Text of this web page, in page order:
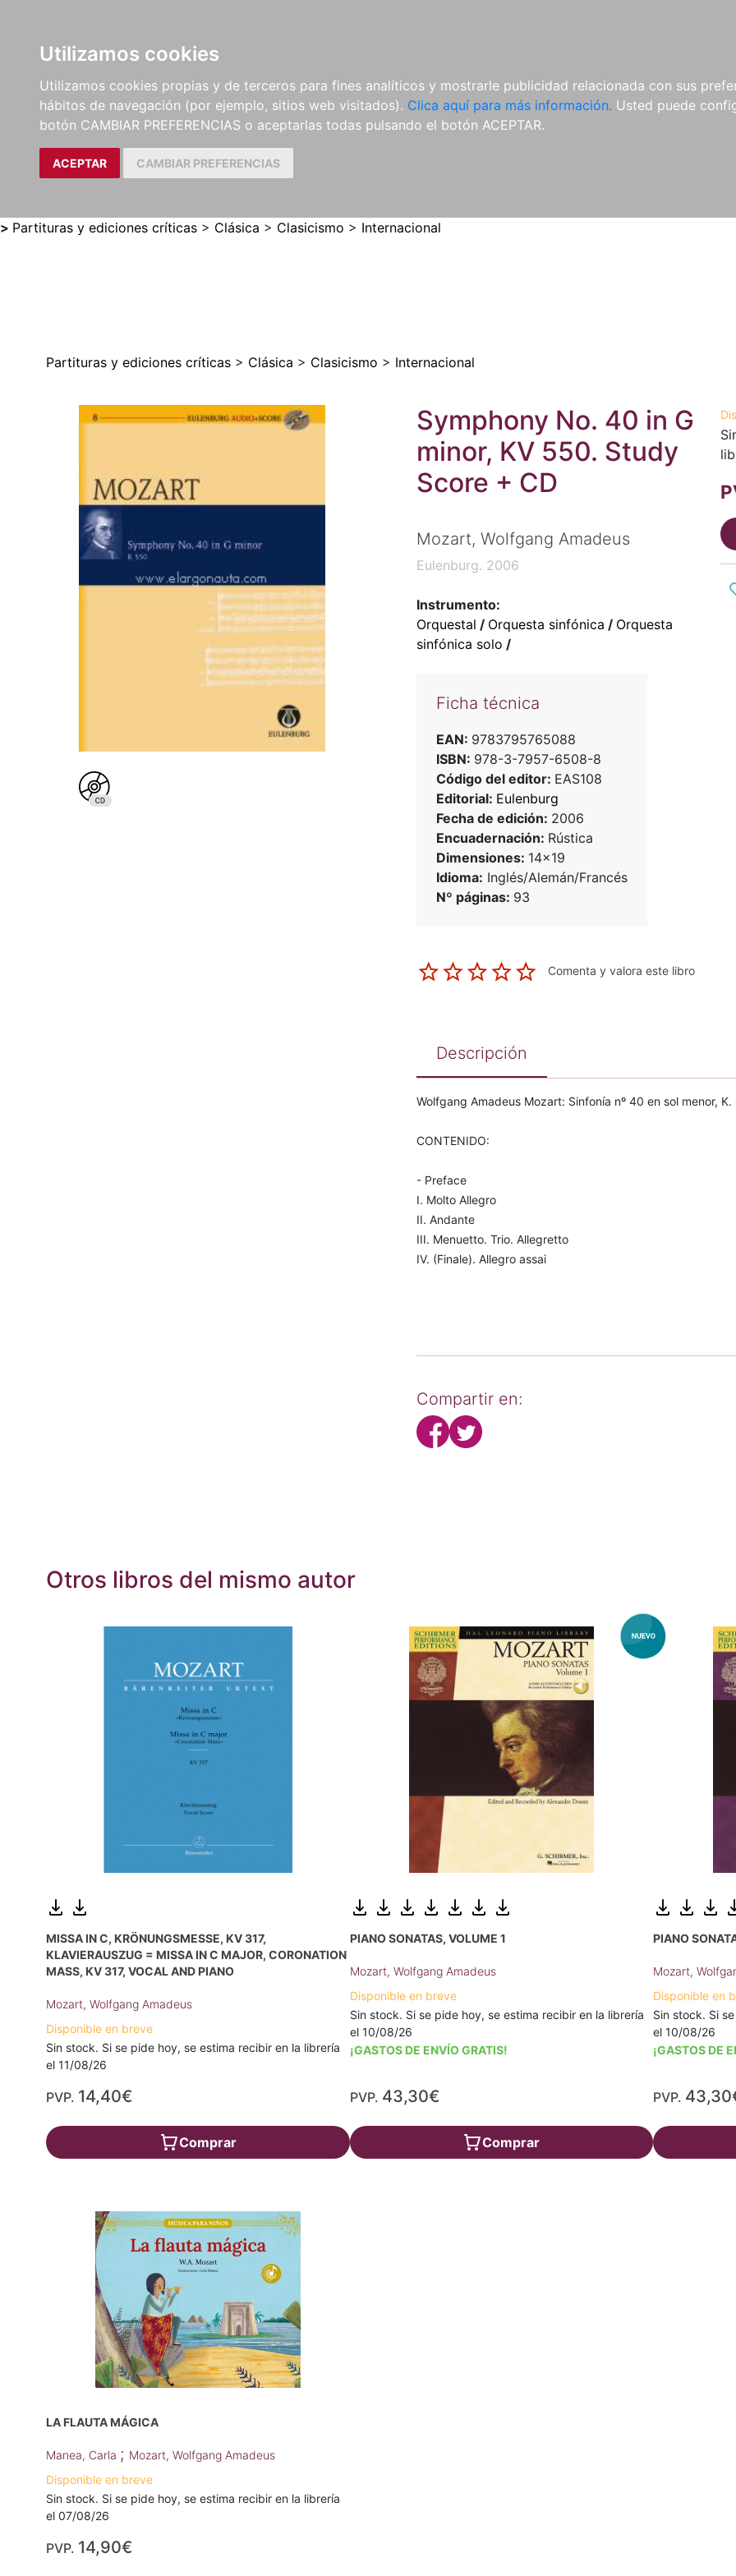
Utilizamos cookies
Utilizamos cookies propias y de terceros para fines analíticos y mostrarle publicidad relacionada con sus
hábitos de navegación (por ejemplo, sitios web visitados). Clica aquí para más información. Usted puede
botón CAMBIAR PREFERENCIAS o aceptarlas todas pulsando el botón ACEPTAR.
ACEPTAR CAMBIAR PREFERENCIAS
LIBROS
MÉTODOS Y
EJERCICIOS
PARTITURAS Y EDICIONES
CRÍTICAS
REVISTAS
CDS Y
DVDS
MATERIAL
COMPLEMENTARIO
> Partituras y ediciones críticas > Clásica > Clasicismo > Internacional
Partituras y ediciones críticas > Clásica > Clasicismo > Internacional
Symphony No. 40 in G
minor, KV 550. Study
Score + CD
Mozart, Wolfgang Amadeus
Eulenburg. 2006
Instrumento:
Orquestal / Orquesta sinfónica / Orquesta
sinfónica solo /
Ficha técnica
EAN: 9783795765088
ISBN: 978-3-7957-6508-8
Código del editor: EAS108
Editorial: Eulenburg
Fecha de edición: 2006
Encuadernación: Rústica
Dimensiones: 14x19
Idioma: Inglés/Alemán/Francés
Nº páginas: 93
Comenta y valora este libro
Descripción
Wolfgang Amadeus Mozart: Sinfonía nº 40 en sol menor,
CONTENIDO:
- Preface
I. Molto Allegro
II. Andante
III. Menuetto. Trio. Allegretto
IV. (Finale). Allegro assai
Compartir en:
Otros libros del mismo autor
MISSA IN C, KRÖNUNGSMESSE, KV 317,
KLAVIERAUSZUG = MISSA IN C MAJOR, CORONATION
MASS, KV 317, VOCAL AND PIANO
Mozart, Wolfgang Amadeus
Disponible en breve
Sin stock. Si se pide hoy, se estima recibir en la librería
el 11/08/26
PVP. 14,40€
Comprar
PIANO SONATAS, VOLUME 1
Mozart, Wolfgang Amadeus
Disponible en breve
Sin stock. Si se pide hoy, se estima recibir en la librería
el 10/08/26
¡GASTOS DE ENVÍO GRATIS!
PVP. 43,30€
Comprar
PIANO
Mozart,
Disponible en
Sin stock. Si
el 10/08/26
¡GASTOS DE
PVP.
LA FLAUTA MÁGICA
Manea, Carla ; Mozart, Wolfgang Amadeus
Disponible en breve
Sin stock. Si se pide hoy, se estima recibir en la librería
el 07/08/26
PVP. 14,90€